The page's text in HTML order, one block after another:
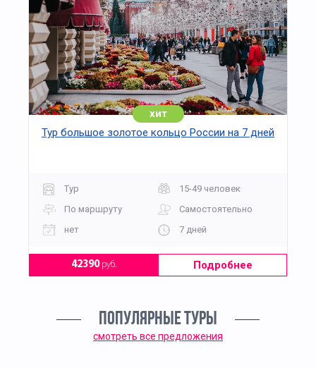
хит
Тур большое золотое кольцо России на 7 дней
Тур
15-49 человек
По маршруту
Самостоятельно
нет
7 дней
42390руб. Подробнее
ПОПУЛЯРНЫЕ ТУРЫ
смотреть все предложения